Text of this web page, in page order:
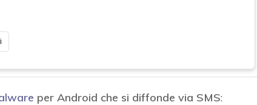
per Android che si diffonde via SMS: